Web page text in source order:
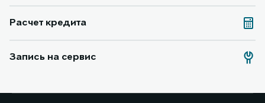
Расчет кредита
Запись на сервис